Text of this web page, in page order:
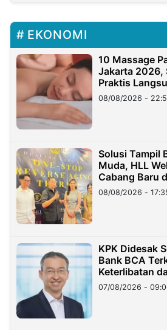
EKONOMI
10 Massage
Jakarta 2026,
Praktis
08/08/2026 -
Solusi Tampil
Muda, HLL
Cabang Baru
08/08/2026 -
KPK Didesak
Bank BCA
Keterlibatan
Hilangnya
Miliar
07/08/2026 -